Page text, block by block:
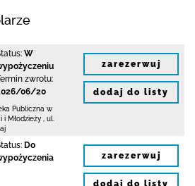
W
zwrotu:
06/20
Publiczna w
i Młodzieży
ul.
zarezerwuj
dodaj do listy
Do
zarezerwuj
dodaj do listy